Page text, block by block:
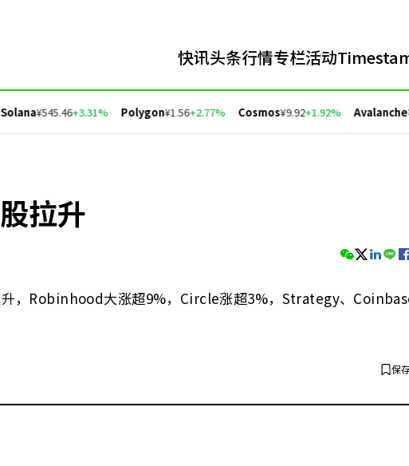
快讯头条行情专栏活动
Solana¥545.46+3.31% Polygon¥1.56+2.77% Cosmos¥9.92+1.92% Avalanche
拉升
升，Robinhood大涨超9%，Circle涨超3%，Strategy、
保